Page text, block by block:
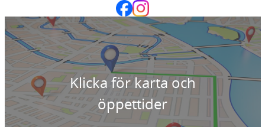
Klicka för karta och
öppettider